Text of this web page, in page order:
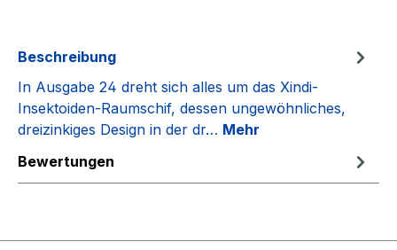
Beschreibung
In Ausgabe 24 dreht sich alles um das Xindi-
Insektoiden-Raumschif, dessen ungewöhnliches,
dreizinkiges Design in der dr… Mehr
Bewertungen